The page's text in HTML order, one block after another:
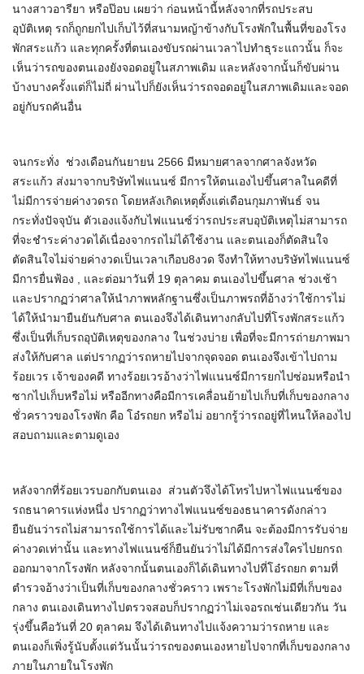
นางสาวอารียา หรือป๊อบ เผยว่า ก่อนหน้านี้หลังจากที่รถประสบ
อุบัติเหตุ รถก็ถูกยกไปเก็บไว้ที่สนามหญ้าข้างกับโรงพักในพื้นที่ของโรง
พักสระแก้ว และทุกครั้งที่ตนเองขับรถผ่านเวลาไปทำธุระแถวนั้น ก็จะ
เห็นว่ารถของตนเองยังจอดอยู่ในสภาพเดิม และหลังจากนั้นก็ขับผ่าน
บ้างบางครั้งแต่ก็ไม่ถี่ ผ่านไปก็ยังเห็นว่ารถจอดอยู่ในสภาพเดิมและจอด
อยู่กับรถคันอื่น
จนกระทั่ง ช่วงเดือนกันยายน 2566 มีหมายศาลจากศาลจังหวัด
สระแก้ว ส่งมาจากบริษัทไฟแนนซ์ มีการให้ตนเองไปขึ้นศาลในคดีที่
ไม่มีการจ่ายค่างวดรถ โดยหลังเกิดเหตุตั้งแต่เดือนกุมภาพันธ์ จน
กระทั่งปัจจุบัน ตัวเองแจ้งกับไฟแนนซ์ว่ารถประสบอุบัติเหตุไม่สามารถ
ที่จะชำระค่างวดได้เนื่องจากรถไม่ได้ใช้งาน และตนเองก็ตัดสินใจ
ตัดสินใจไม่จ่ายค่างวดเป็นเวลาเกือบ8งวด จึงทำให้ทางบริษัทไฟแนนซ์
มีการยื่นฟ้อง , และต่อมาวันที่ 19 ตุลาคม ตนเองไปขึ้นศาล ช่วงเช้า
และปรากฏว่าศาลให้นำภาพหลักฐานซึ่งเป็นภาพรถที่อ้างว่าใช้การไม่
ได้ให้นำมายืนยันกับศาล ตนเองจึงได้เดินทางกลับไปที่โรงพักสระแก้ว
ซึ่งเป็นที่เก็บรถอุบัติเหตุของกลาง ในช่วงบ่าย เพื่อที่จะมีการถ่ายภาพมา
ส่งให้กับศาล แต่ปรากฏว่ารถหายไปจากจุดจอด ตนเองจึงเข้าไปถาม
ร้อยเวร เจ้าของคดี ทางร้อยเวรอ้างว่าไฟแนนซ์มีการยกไปซ่อมหรือนำ
ซากไปเก็บหรือไม่ หรืออีกทางคือมีการเคลื่อนย้ายไปเก็บที่เก็บของกลาง
ชั่วคราวของโรงพัก คือ โอ๋รถยก หรือไม่ อยากรู้ว่ารถอยู่ที่ไหนให้ลองไป
สอบถามและตามดูเอง
หลังจากที่ร้อยเวรบอกกับตนเอง ส่วนตัวจึงได้โทรไปหาไฟแนนซ์ของ
รถธนาคารแห่งหนึ่ง ปรากฏว่าทางไฟแนนซ์ของธนาคารดังกล่าว
ยืนยันว่ารถไม่สามารถใช้การได้และไม่รับซากคืน จะต้องมีการรับจ่าย
ค่างวดเท่านั้น และทางไฟแนนซ์ก็ยืนยันว่าไม่ได้มีการส่งใครไปยกรถ
ออกมาจากโรงพัก หลังจากนั้นตนเองก็ได้เดินทางไปที่โอ๋รถยก ตามที่
ตำรวจอ้างว่าเป็นที่เก็บของกลางชั่วคราว เพราะโรงพักไม่มีที่เก็บของ
กลาง ตนเองเดินทางไปตรวจสอบก็ปรากฏว่าไม่เจอรถเช่นเดียวกัน วัน
รุ่งขึ้นคือวันที่ 20 ตุลาคม จึงได้เดินทางไปแจ้งความว่ารถหาย และ
ตนเองก็เพิ่งรู้นับตั้งแต่วันนั้นว่ารถของตนเองหายไปจากที่เก็บของกลาง
ภายในภายในโรงพัก